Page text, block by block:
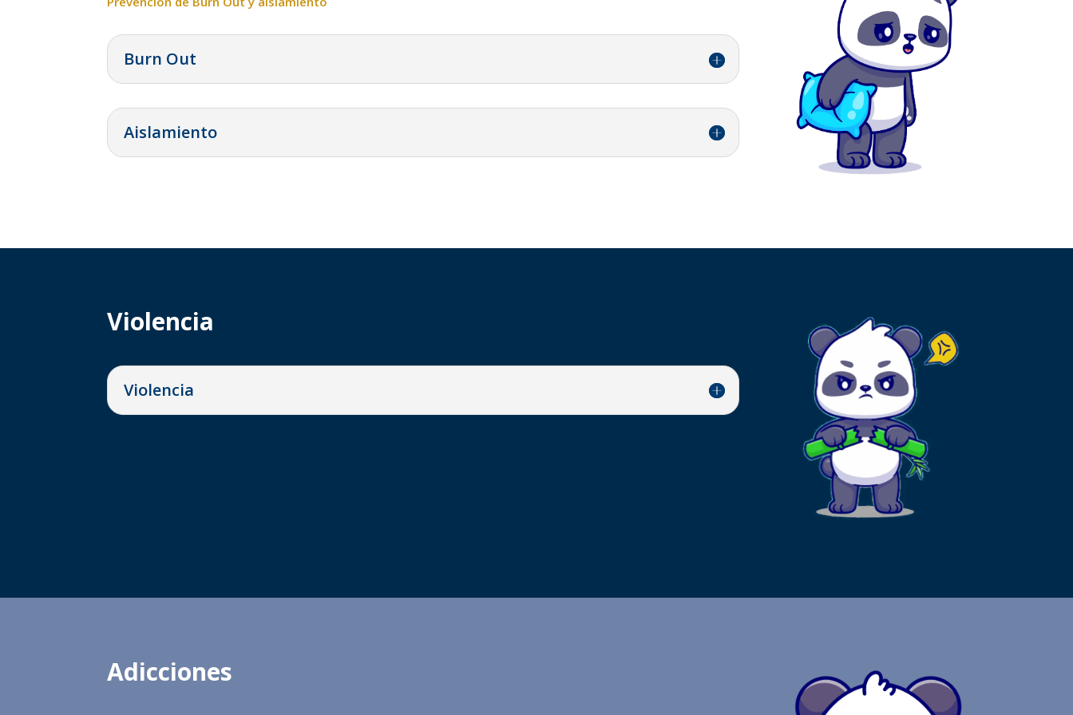
Burn Out
Aislamiento
Violencia
Violencia
Adicciones